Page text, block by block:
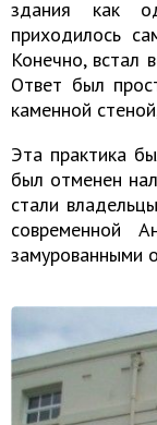
здания как
приходилось
Конечно, встал
Ответ был
каменной
Эта практика
был отменен
стали
современной
замурованными